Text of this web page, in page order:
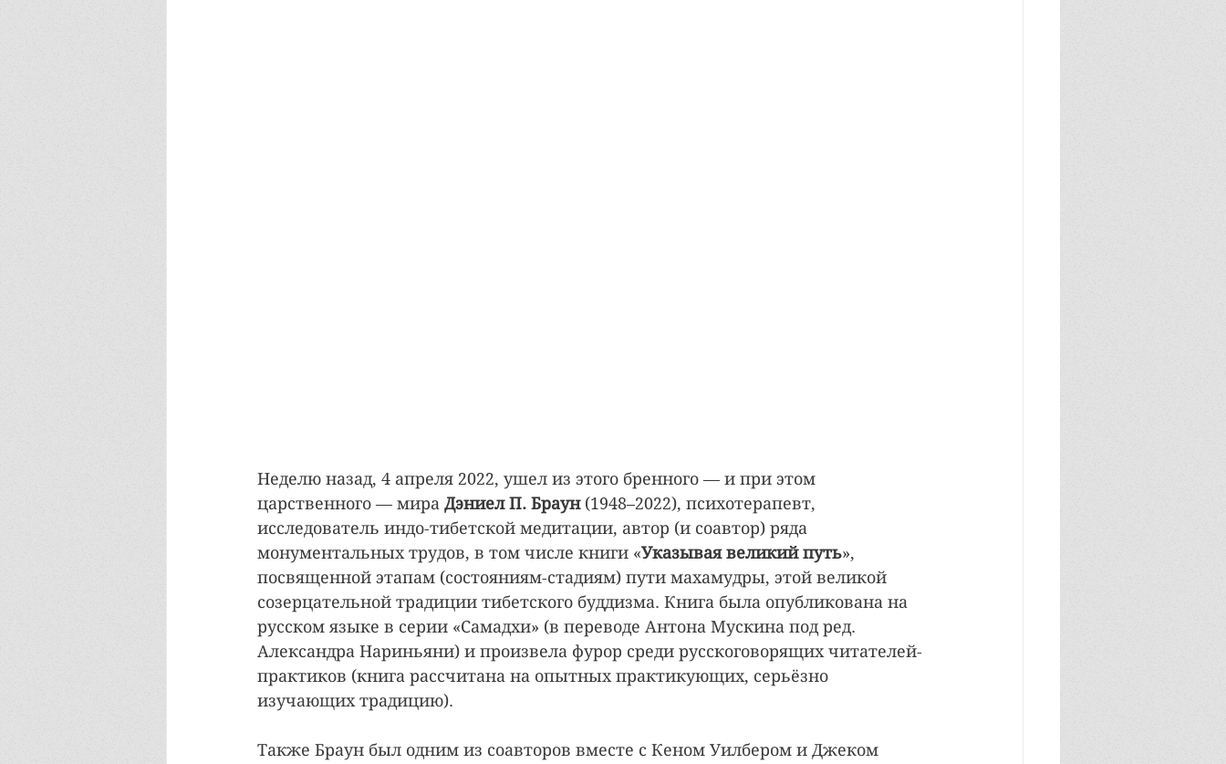
Неделю назад, 4 апреля 2022, ушел из этого бренного — и при этом
царственного — мира Дэниел П. Браун (1948–2022), психотерапевт,
исследователь индо-тибетской медитации, автор (и соавтор) ряда
монументальных трудов, в том числе книги «Указывая великий путь»,
посвященной этапам (состояниям-стадиям) пути махамудры, этой великой
созерцательной традиции тибетского буддизма. Книга была опубликована на
русском языке в серии «Самадхи» (в переводе Антона Мускина под ред.
Александра Нариньяни) и произвела фурор среди русскоговорящих читателей-
практиков (книга рассчитана на опытных практикующих, серьёзно
изучающих традицию).
Также Браун был одним из соавторов вместе с Кеном Уилбером и Джеком